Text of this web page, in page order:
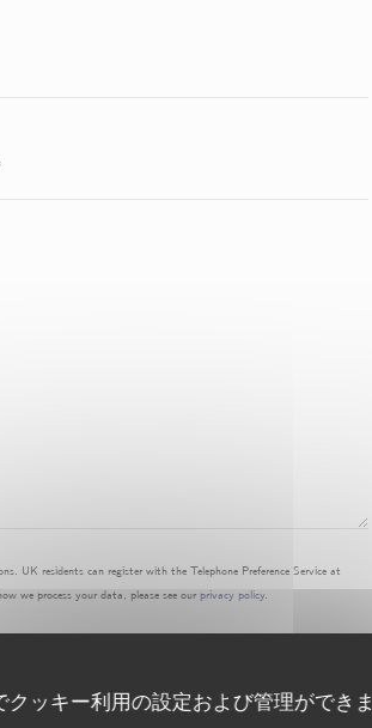
ッキー利用の設定および管理ができま
UK residents can register with the Telephone Preference Service at
we process your data, please see our privacy policy.